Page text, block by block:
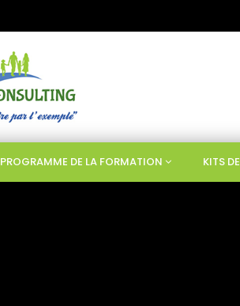
PROGRAMME DE LA FORMATION KITS